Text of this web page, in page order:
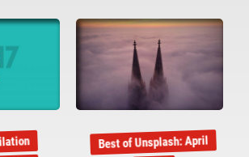
Best of Unsplash: April